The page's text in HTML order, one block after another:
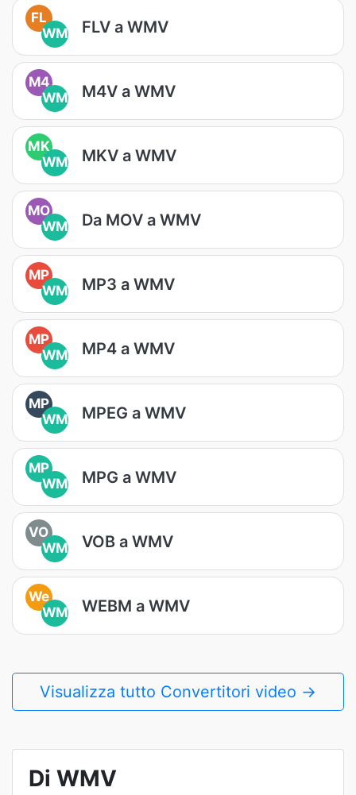
FL
WM
FLV a WMV
M4
WM
M4V a WMV
MK
WM
MKV a WMV
MO
WM
Da MOV a WMV
MP
WM
MP3 a WMV
MP
WM
MP4 a WMV
MP
WM
MPEG a WMV
MP
WM
MPG a WMV
VO
WM
VOB a WMV
We
WM
WEBM a WMV
Visualizza tutto Convertitori video →
Di WMV